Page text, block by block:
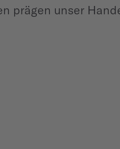
prägen unser